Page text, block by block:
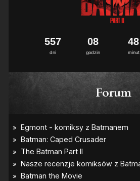
dni
557
godzin
08
minut
48
Forum